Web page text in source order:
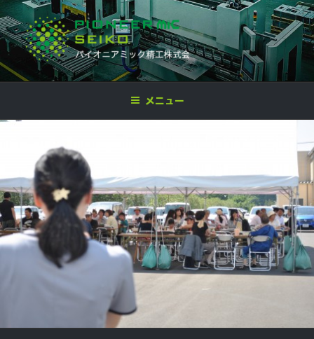
コ
ン
テ
ン
ツ
キ
パイオニア ミック精工株式会社
企画開発,設計,金型製作,プレス加工,板金加工,各種溶接,製品組立,検査
メニュー